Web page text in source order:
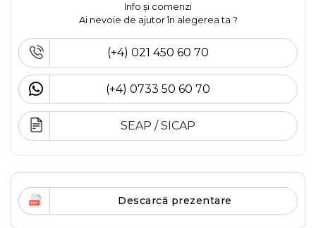
Info și comenzi
Ai nevoie de ajutor în alegerea ta ?
(+4) 021 450 60 70
(+4) 0733 50 60 70
SEAP / SICAP
Descarcă prezentare